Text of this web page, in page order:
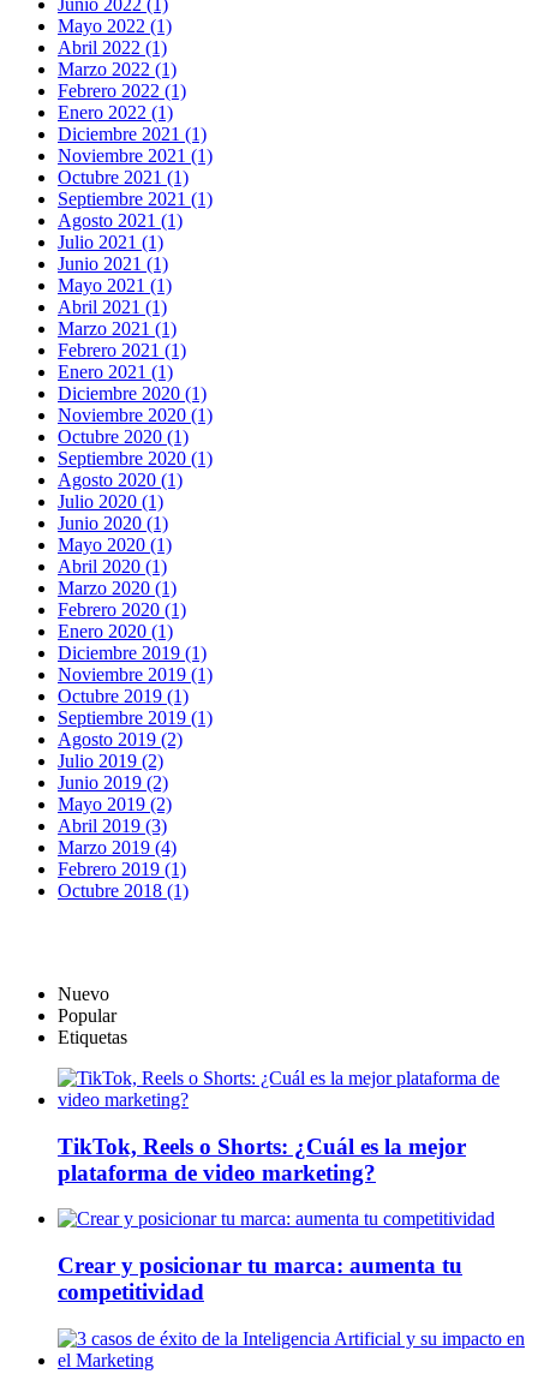
Mayo 2022 (1)
Abril 2022 (1)
Marzo 2022 (1)
Febrero 2022 (1)
Enero 2022 (1)
Diciembre 2021 (1)
Noviembre 2021 (1)
Octubre 2021 (1)
Septiembre 2021 (1)
Agosto 2021 (1)
Julio 2021 (1)
Junio 2021 (1)
Mayo 2021 (1)
Abril 2021 (1)
Marzo 2021 (1)
Febrero 2021 (1)
Enero 2021 (1)
Diciembre 2020 (1)
Noviembre 2020 (1)
Octubre 2020 (1)
Septiembre 2020 (1)
Agosto 2020 (1)
Julio 2020 (1)
Junio 2020 (1)
Mayo 2020 (1)
Abril 2020 (1)
Marzo 2020 (1)
Febrero 2020 (1)
Enero 2020 (1)
Diciembre 2019 (1)
Noviembre 2019 (1)
Octubre 2019 (1)
Septiembre 2019 (1)
Agosto 2019 (2)
Julio 2019 (2)
Junio 2019 (2)
Mayo 2019 (2)
Abril 2019 (3)
Marzo 2019 (4)
Febrero 2019 (1)
Octubre 2018 (1)
Nuevo
Popular
Etiquetas
TikTok, Reels o Shorts: ¿Cuál es la mejor
plataforma de video marketing?
Crear y posicionar tu marca: aumenta tu
competitividad